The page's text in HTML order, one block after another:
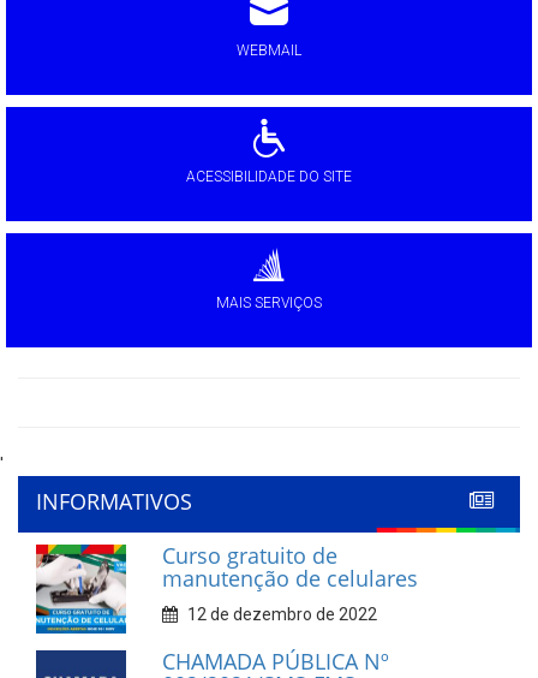
WEBMAIL
ACESSIBILIDADE DO SITE
MAIS SERVIÇOS
'
INFORMATIVOS
Curso gratuito de
manutenção de celulares
12 de dezembro de 2022
CHAMADA PÚBLICA Nº